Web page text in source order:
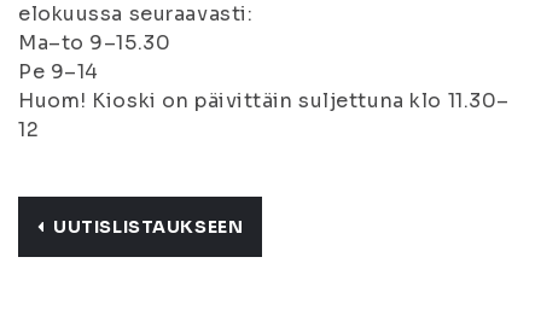
elokuussa seuraavasti:
Ma–to 9–15.30
Pe 9–14
Huom! Kioski on päivittäin suljettuna klo 11.30–
12
UUTISLISTAUKSEEN